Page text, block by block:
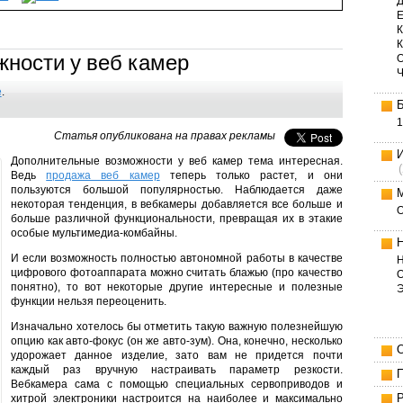
у веб камер
.
Статья опубликована на правах рекламы
Дополнительные возможности у веб камер тема интересная.
Ведьпродажа веб камертеперь только растет, и они
пользуются большой популярностью. Наблюдается даже
некоторая тенденция, в вебкамеры добавляется все больше и
больше различной функциональности, превращая их в этакие
особые мультимедиа-комбайны.
И если возможность полностью автономной работы в качестве
цифрового фотоаппарата можно считать блажью (про качество
понятно), то вот некоторые другие интересные и полезные
функции нельзя переоценить.
Изначально хотелось бы отметить такую важную полезнейшую
опцию как авто-фокус (он же авто-зум). Она, конечно, несколько
удорожает данное изделие, зато вам не придется почти
каждый раз вручную настраивать параметр резкости.
Вебкамера сама с помощью специальных сервоприводов и
хитрой электроники настроится на наиболее и максимально